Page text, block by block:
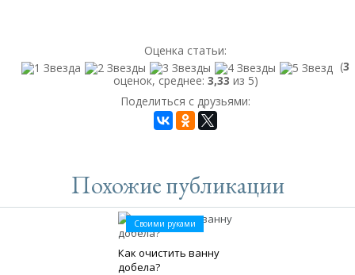
Оценка статьи:
(3
оценок, среднее: 3,33 из 5)
Поделиться с друзьями:
Похожие публикации
Своими руками
Как очистить ванну
добела?